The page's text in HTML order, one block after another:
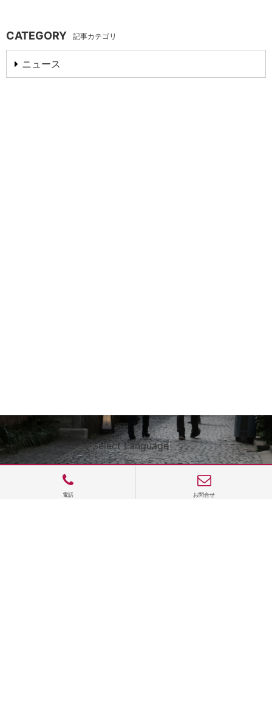
CATEGORY 記事カテゴリ
ニュース
Select Language▼
電話 お問合せ